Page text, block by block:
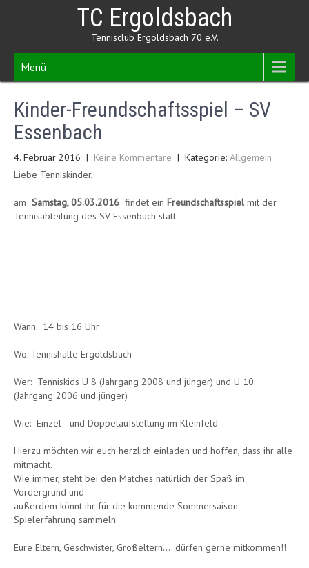
TC Ergoldsbach
Tennisclub Ergoldsbach 70 e.V.
Menü
Kinder-Freundschaftsspiel – SV
Essenbach
4. Februar 2016 | Keine Kommentare | Kategorie: Allgemein
Liebe Tenniskinder,
am Samstag, 05.03.2016 findet ein Freundschaftsspiel mit der
Tennisabteilung des SV Essenbach statt.
Wann: 14 bis 16 Uhr
Wo: Tennishalle Ergoldsbach
Wer: Tenniskids U 8 (Jahrgang 2008 und jünger) und U 10
(Jahrgang 2006 und jünger)
Wie: Einzel- und Doppelaufstellung im Kleinfeld
Hierzu möchten wir euch herzlich einladen und hoffen, dass ihr alle
mitmacht.
Wie immer, steht bei den Matches natürlich der Spaß im
Vordergrund und
außerdem könnt ihr für die kommende Sommersaison
Spielerfahrung sammeln.
Eure Eltern, Geschwister, Großeltern…. dürfen gerne mitkommen!!